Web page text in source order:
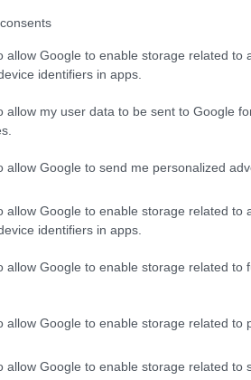
allow Google to enable storage related to
identifiers in apps.
allow my user data to be sent to Google
allow Google to send me personalized
allow Google to enable storage related to
identifiers in apps.
allow Google to enable storage related to
allow Google to enable storage related to
allow Google to enable storage related to
Γωγώς
δημιούργησε οικογένεια
σε πολλά από εκείνα που
οι συνεντεύξεις,
της, ήταν καταστάσεις
πολλά πρόσωπα, τα οποία
Οι φίλοι της
να κάνει μια και
από όλα όσα δεν
της και την κόρη τους.
κοσμικά πάρτι,
λογαριασμό στο
social media, μπορούν να